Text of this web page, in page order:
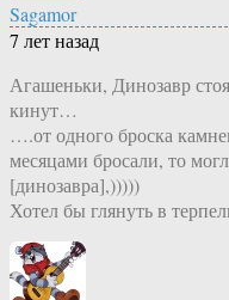
Sagamor
7 лет назад
Агашеньки, Динозавр
кинут…
….от одного броска
месяцами бросали, то
[динозавра],)))))
Хотел бы глянуть в